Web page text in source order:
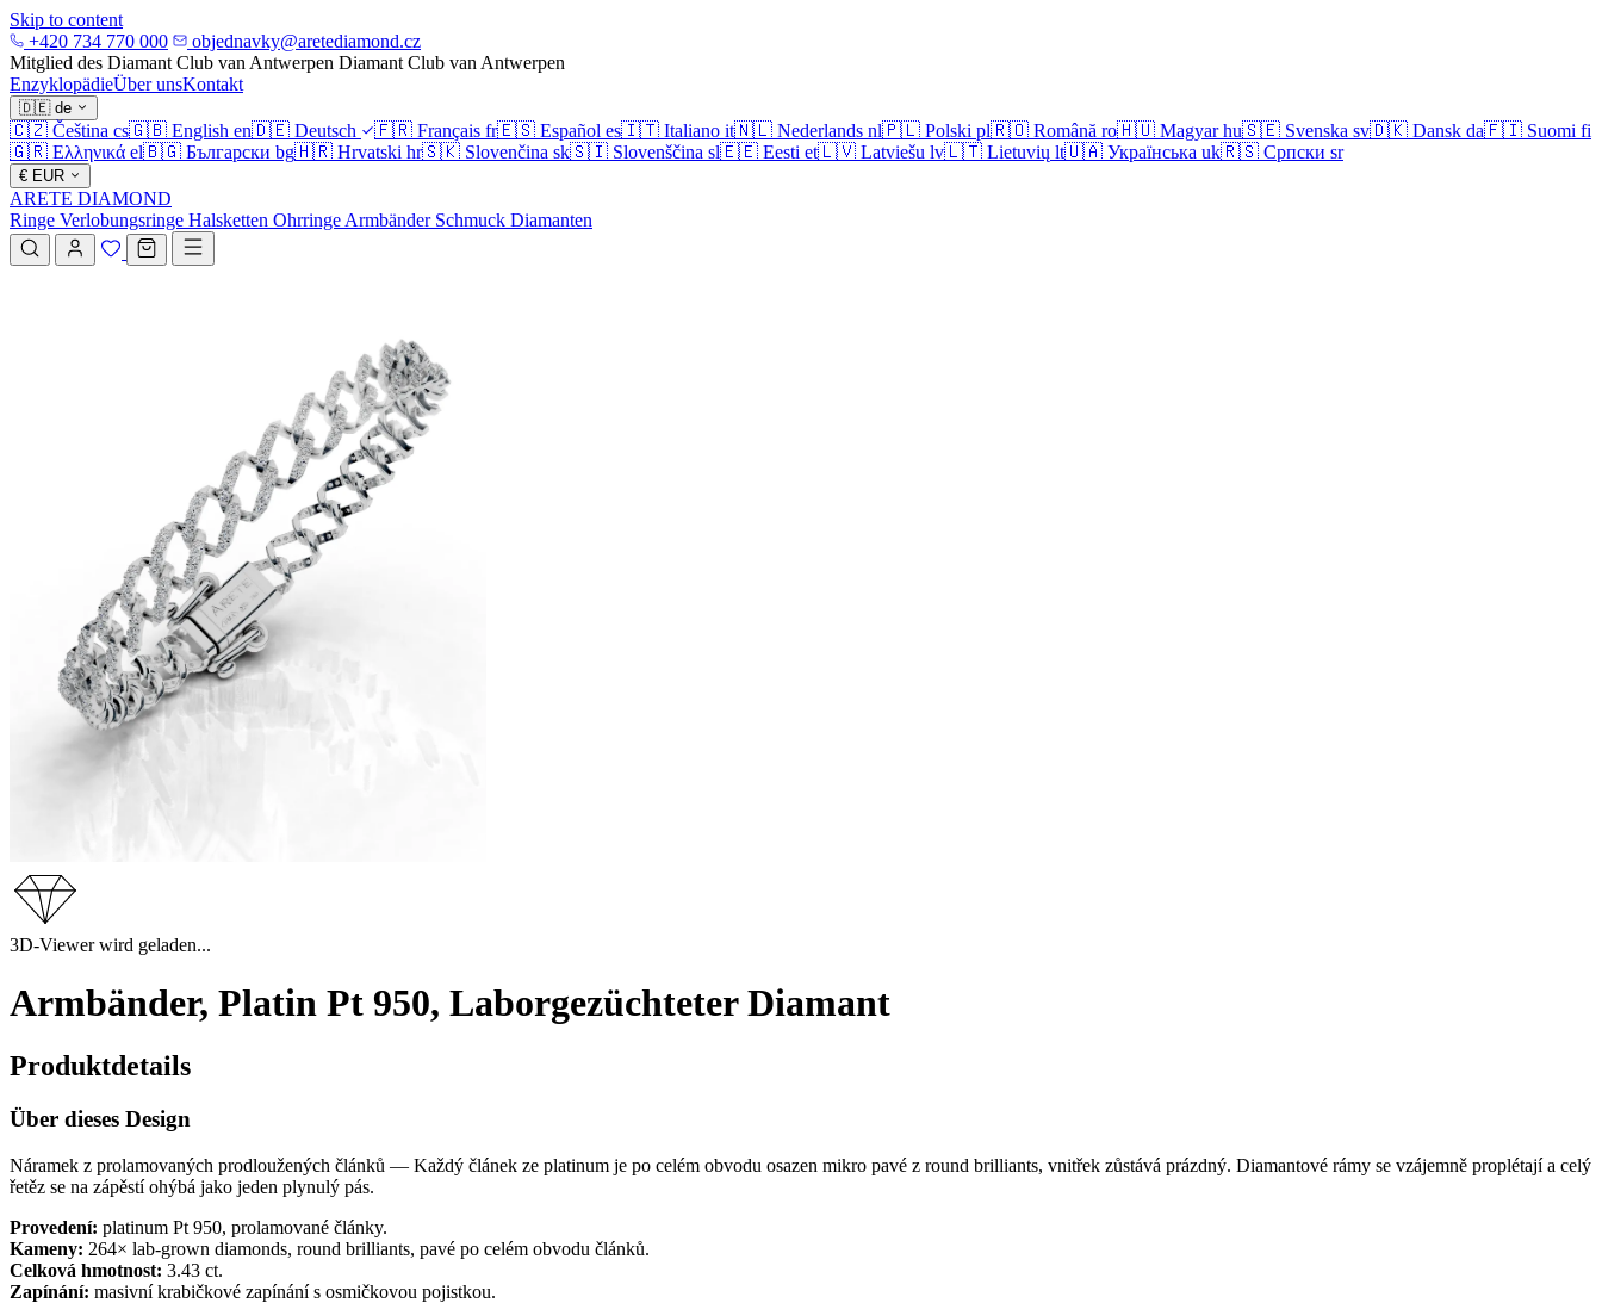
Skip to content
+420 734 770 000
objednavky@aretediamond.cz
Mitglied des Diamant Club van Antwerpen Diamant Club van Antwerpen
EnzyklopädieÜber unsKontakt
🇩🇪 de
🇨🇿 Čeština cs🇬🇧 English en🇩🇪 Deutsch 🇫🇷 Français fr🇪🇸 Español es🇮🇹 Italiano it🇳🇱 Nederlands nl🇵🇱 Polski pl🇷🇴 Română ro🇭🇺 Magyar hu🇸🇪 Svenska sv🇩🇰 Dansk da🇫🇮 Suomi fi
🇬🇷 Ελληνικά el🇧🇬 Български bg🇭🇷 Hrvatski hr🇸🇰 Slovenčina sk🇸🇮 Slovenščina sl🇪🇪 Eesti et🇱🇻 Latviešu lv🇱🇹 Lietuvių lt🇺🇦 Українська uk🇷🇸 Српски sr
€ EUR
ARETE DIAMOND
Ringe Verlobungsringe Halsketten Ohrringe Armbänder Schmuck Diamanten
3D-Viewer wird geladen...
Armbänder, Platin Pt 950, Laborgezüchteter Diamant
Produktdetails
Über dieses Design
Náramek z prolamovaných prodloužených článků — Každý článek ze platinum je po celém obvodu osazen mikro pavé z round brilliants, vnitřek zůstává prázdný. Diamantové rámy se vzájemně proplétají a celý
řetěz se na zápěstí ohýbá jako jeden plynulý pás.
Provedení: platinum Pt 950, prolamované články.
Kameny: 264× lab-grown diamonds, round brilliants, pavé po celém obvodu článků.
Celková hmotnost: 3.43 ct.
Zapínání: masivní krabičkové zapínání s osmičkovou pojistkou.